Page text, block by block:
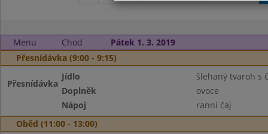
Menu Chod
Pátek 1. 3. 2019
Přesnídávka (9:00 - 9:15)
Přesnídávka
Jídlo
šlehaný tvaroh s
Doplněk
ovoce
Nápoj
ranní čaj
Oběd (11:00 - 13:00)